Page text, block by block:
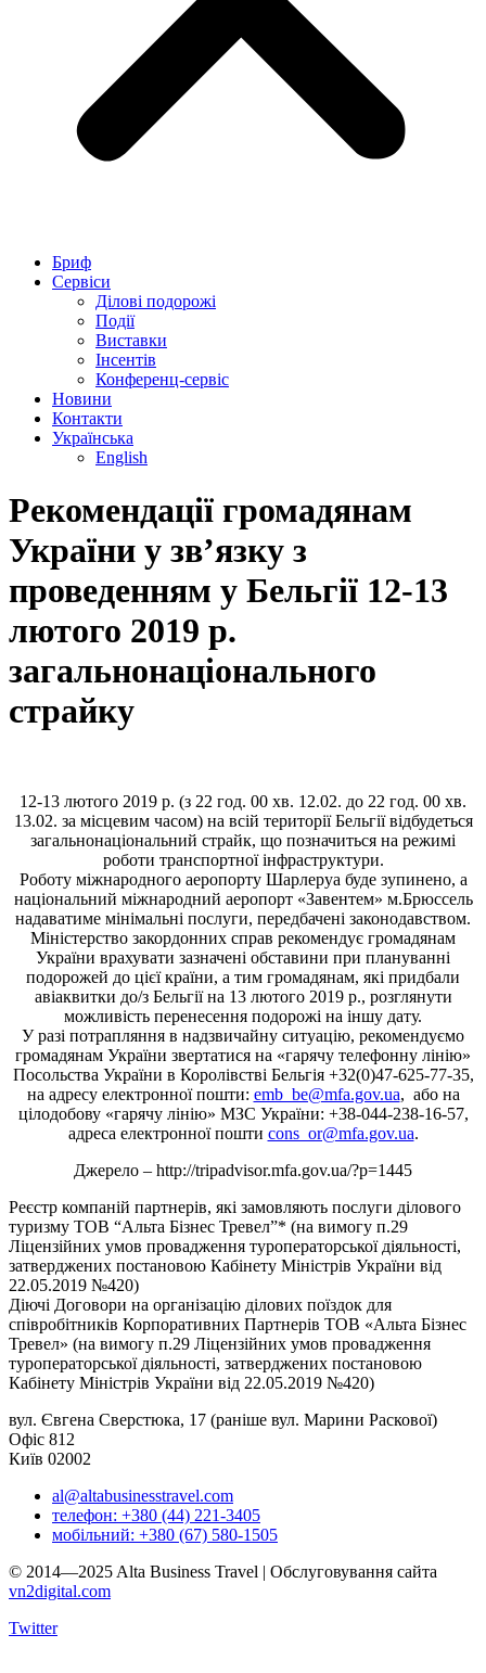
Бриф
Сервіси
Ділові подорожі
Події
Виставки
Інсентів
Конференц-сервіс
Новини
Контакти
Українська
English
Рекомендації громадянам
України у зв’язку з
проведенням у Бельгії 12-13
лютого 2019 р.
загальнонаціонального
страйку
12-13 лютого 2019 р. (з 22 год. 00 хв. 12.02. до 22 год. 00 хв.
13.02. за місцевим часом) на всій території Бельгії відбудеться
загальнонаціональний страйк, що позначиться на режимі
роботи транспортної інфраструктури.
Роботу міжнародного аеропорту Шарлеруа буде зупинено, а
національний міжнародний аеропорт «Завентем» м.Брюссель
надаватиме мінімальні послуги, передбачені законодавством.
Міністерство закордонних справ рекомендує громадянам
України врахувати зазначені обставини при плануванні
подорожей до цієї країни, а тим громадянам, які придбали
авіаквитки до/з Бельгії на 13 лютого 2019 р., розглянути
можливість перенесення подорожі на іншу дату.
У разі потрапляння в надзвичайну ситуацію, рекомендуємо
громадянам України звертатися на «гарячу телефонну лінію»
Посольства України в Королівстві Бельгія +32(0)47-625-77-35,
на адресу електронної пошти: emb_be@mfa.gov.ua, або на
цілодобову «гарячу лінію» МЗС України: +38-044-238-16-57,
адреса електронної пошти cons_or@mfa.gov.ua.
Джерело – http://tripadvisor.mfa.gov.ua/?p=1445
Реєстр компаній партнерів, які замовляють послуги ділового
туризму ТОВ “Альта Бізнес Тревел”* (на вимогу п.29
Ліцензійних умов провадження туроператорської діяльності,
затверджених постановою Кабінету Міністрів України від
22.05.2019 №420)
Діючі Договори на організацію ділових поїздок для
співробітників Корпоративних Партнерів ТОВ «Альта Бізнес
Тревел» (на вимогу п.29 Ліцензійних умов провадження
туроператорської діяльності, затверджених постановою
Кабінету Міністрів України від 22.05.2019 №420)
вул. Євгена Сверстюка, 17 (раніше вул. Марини Раскової)
Офіс 812
Київ 02002
al@altabusinesstravel.com
телефон: +380 (44) 221-3405
мобільний: +380 (67) 580-1505
© 2014—2025 Alta Business Travel | Обслуговування сайта
vn2digital.com
Twitter